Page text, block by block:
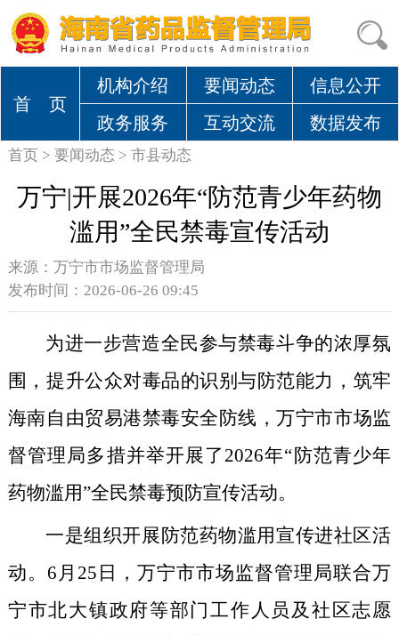
首 页
机构介绍 要闻动态
信息公开
政务服务
互动交流 数据发布
首页 > 要闻动态 > 市县动态
万宁|开展2026年“防范青少年药物
滥用”全民禁毒宣传活动
来源： 万宁市市场监督管理局
发布时间：2026-06-26 09:45
为进一步营造全民参与禁毒斗争的浓厚氛
围，提升公众对毒品的识别与防范能力，筑牢
海南自由贸易港禁毒安全防线，万宁市市场监
督管理局多措并举开展了2026年“防范青少年
药物滥用”全民禁毒预防宣传活动。
一是组织开展防范药物滥用宣传进社区活
动。 6月25日，万宁市市场监督管理局联合万
宁市北大镇政府等部门工作人员及社区志愿